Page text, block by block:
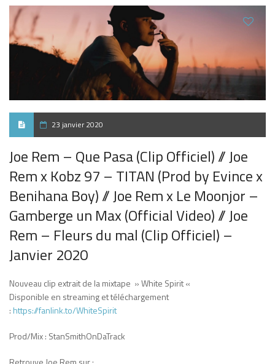
23 janvier 2020
Joe Rem – Que Pasa (Clip Officiel) // Joe
Rem x Kobz 97 – TITAN (Prod by Evince x
Benihana Boy) // Joe Rem x Le Moonjor –
Gamberge un Max (Official Video) // Joe
Rem – Fleurs du mal (Clip Officiel) –
Janvier 2020
Nouveau clip extrait de la mixtape » White Spirit «
Disponible en streaming et téléchargement
: https://fanlink.to/WhiteSpirit
Prod/Mix : StanSmithOnDaTrack